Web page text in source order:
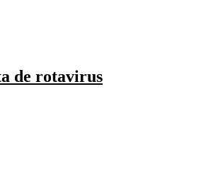
de rotavirus